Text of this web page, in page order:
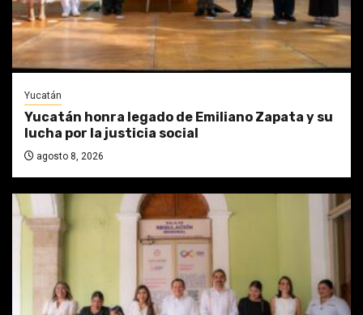
Yucatán
Yucatán honra legado de Emiliano Zapata y su
lucha por la justicia social
agosto 8, 2026